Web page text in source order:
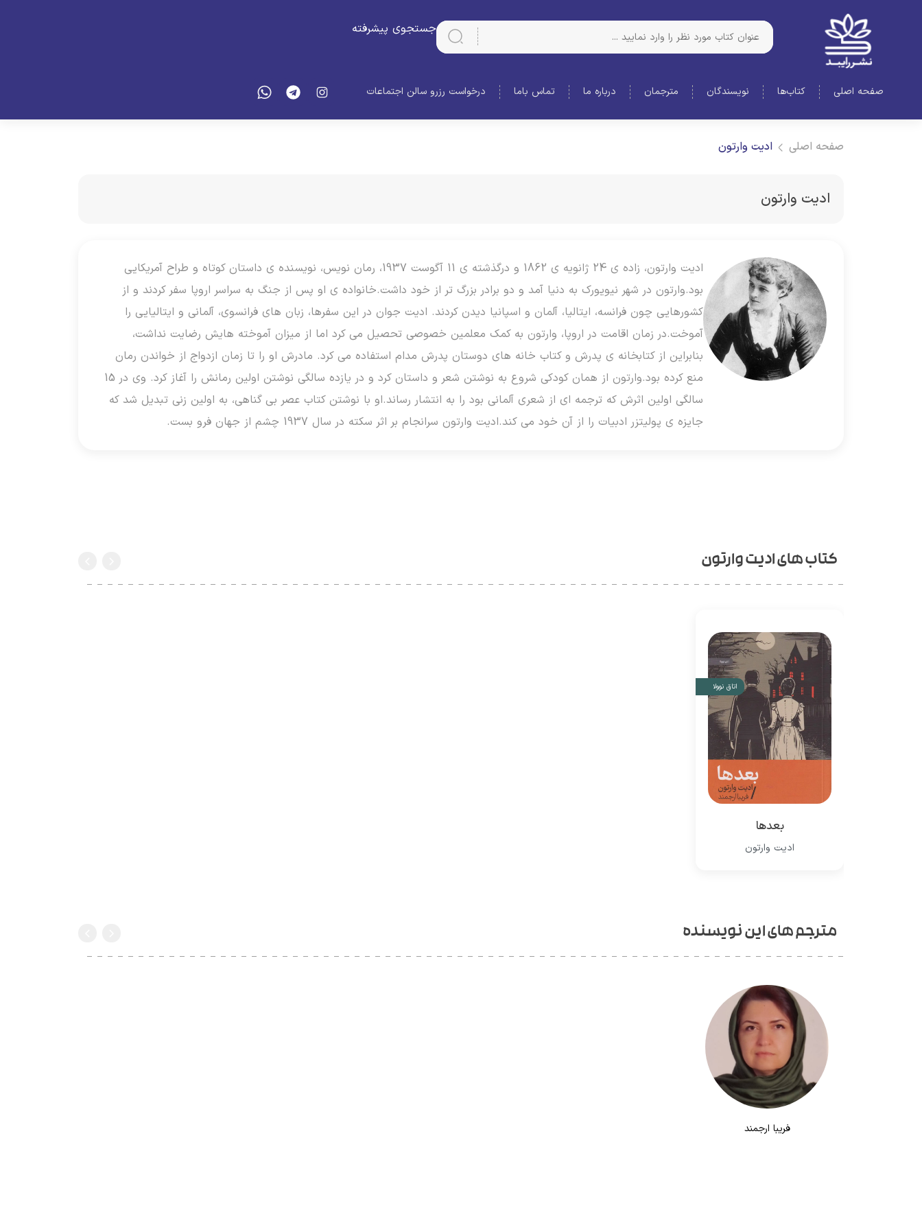
جستجوی پیشرفته
صفحه اصلی کتاب‌ها نویسندگان مترجمان درباره ما تماس باما درخواست رزرو سالن اجتماعات
صفحه اصلی ادیت وارتون
ادیت وارتون
ادیت وارتون، زاده ی 24 ژانویه ی 1862 و درگذشته ی 11 آگوست 1937، رمان نویس، نویسنده ی داستان کوتاه و طراح آمریکایی
بود.وارتون در شهر نیویورک به دنیا آمد و دو برادر بزرگ تر از خود داشت.خانواده ی او پس از جنگ به سراسر اروپا سفر کردند و از
کشورهایی چون فرانسه، ایتالیا، آلمان و اسپانیا دیدن کردند. ادیت جوان در این سفرها، زبان های فرانسوی، آلمانی و ایتالیایی را
آموخت.در زمان اقامت در اروپا، وارتون به کمک معلمین خصوصی تحصیل می کرد اما از میزان آموخته هایش رضایت نداشت،
بنابراین از کتابخانه ی پدرش و کتاب خانه های دوستان پدرش مدام استفاده می کرد. مادرش او را تا زمان ازدواج از خواندن رمان
منع کرده بود.وارتون از همان کودکی شروع به نوشتن شعر و داستان کرد و در یازده سالگی نوشتن اولین رمانش را آغاز کرد. وی در 15
سالگی اولین اثرش که ترجمه ای از شعری آلمانی بود را به انتشار رساند.او با نوشتن کتاب عصر بی گناهی، به اولین زنی تبدیل شد که
جایزه ی پولیتزر ادبیات را از آن خود می کند.ادیت وارتون سرانجام بر اثر سکته در سال 1937 چشم از جهان فرو بست.
کتاب های ادیت وارتون
اتاق نوولا
بعدها
ادیت وارتون
مترجم های این نویسنده
فریبا ارجمند